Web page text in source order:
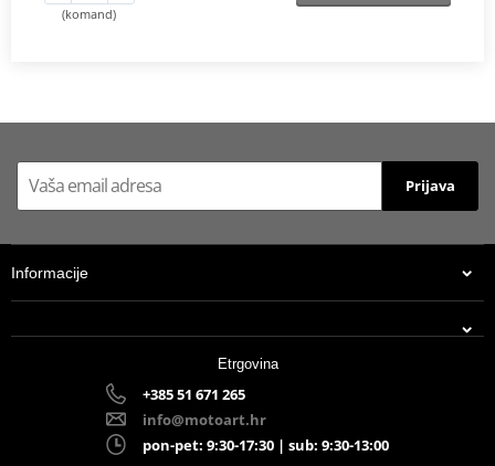
(komand)
Prijava
Informacije
Etrgovina
+385 51 671 265
info@motoart.hr
pon-pet: 9:30-17:30 | sub: 9:30-13:00